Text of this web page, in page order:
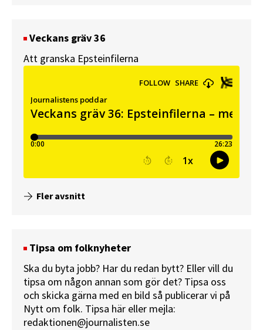
Veckans gräv 36
Att granska Epsteinfilerna
Fler avsnitt
Tipsa om folknyheter
Ska du byta jobb? Har du redan bytt? Eller vill du
tipsa om någon annan som gör det? Tipsa oss
och skicka gärna med en bild så publicerar vi på
Nytt om folk. Tipsa här eller mejla:
redaktionen@journalisten.se